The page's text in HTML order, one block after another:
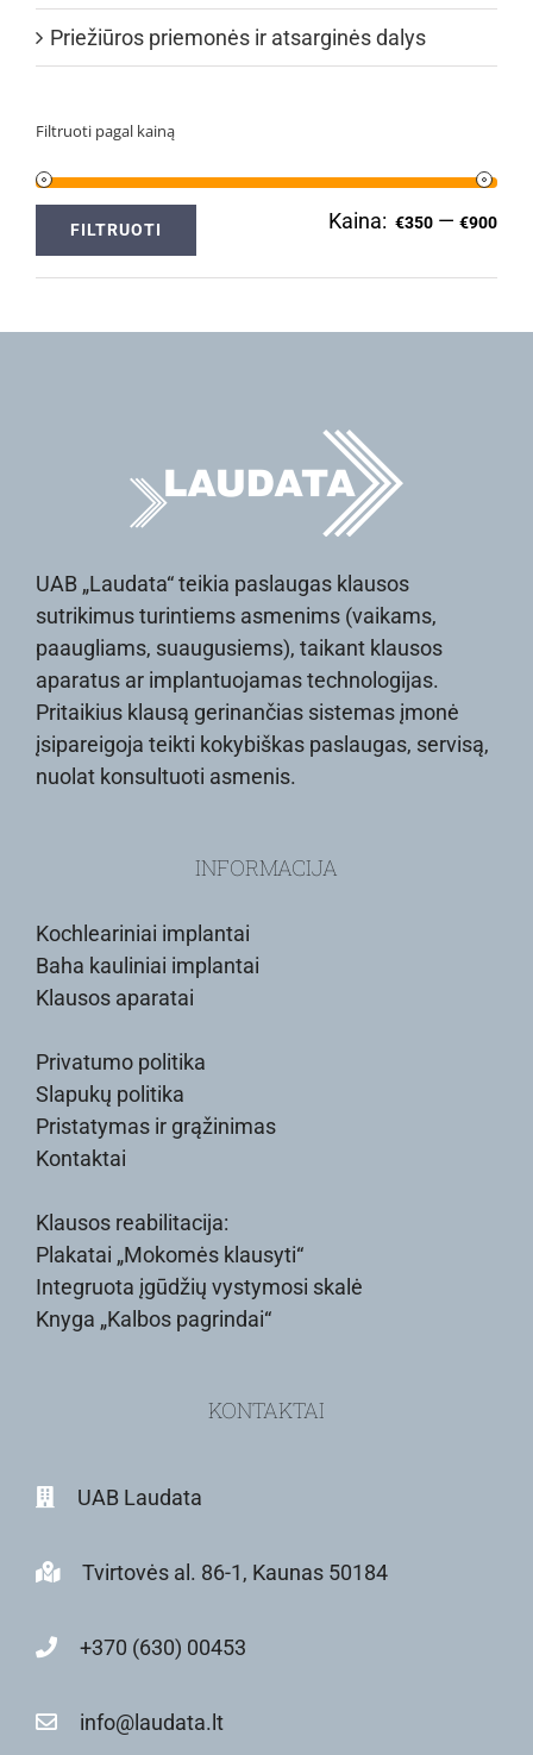
Priežiūros priemonės ir atsarginės dalys
Filtruoti pagal kainą
Min
FILTRUOTI Kaina: €350 — €900
UAB „Laudata“ teikia paslaugas klausos
sutrikimus turintiems asmenims (vaikams,
paaugliams, suaugusiems), taikant klausos
aparatus ar implantuojamas technologijas.
Pritaikius klausą gerinančias sistemas įmonė
įsipareigoja teikti kokybiškas paslaugas, servisą,
nuolat konsultuoti asmenis.
INFORMACIJA
Kochleariniai implantai
Baha kauliniai implantai
Klausos aparatai
Privatumo politika
Slapukų politika
Pristatymas ir grąžinimas
Kontaktai
Klausos reabilitacija:
Plakatai „Mokomės klausyti“
Integruota įgūdžių vystymosi skalė
Knyga „Kalbos pagrindai“
KONTAKTAI
UAB Laudata
Tvirtovės al. 86-1, Kaunas 50184
+370 (630) 00453
info@laudata.lt